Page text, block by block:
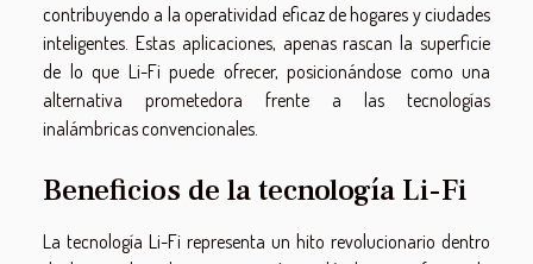
contribuyendo a la operatividad eficaz de hogares y ciudades
inteligentes. Estas aplicaciones, apenas rascan la superficie
de lo que Li-Fi puede ofrecer, posicionándose como una
alternativa prometedora frente a las tecnologías
inalámbricas convencionales.
Beneficios de la tecnología Li-Fi
La tecnología Li-Fi representa un hito revolucionario dentro